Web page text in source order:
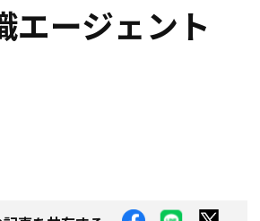
エージェント